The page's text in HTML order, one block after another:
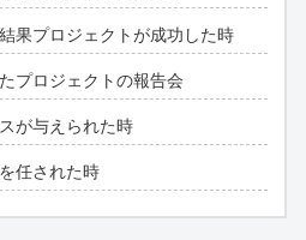
果プロジェクトが成功した時
プロジェクトの報告会
が与えられた時
任された時